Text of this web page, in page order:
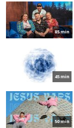
85 min
45 min
50 min